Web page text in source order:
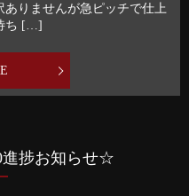
りませんが急ピッチで仕上
ち […]
進捗お知らせ☆